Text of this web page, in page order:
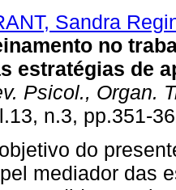
Sandra
no
estratégias de
Psicol., Organ.
n.3, pp.351-
do
mediador das